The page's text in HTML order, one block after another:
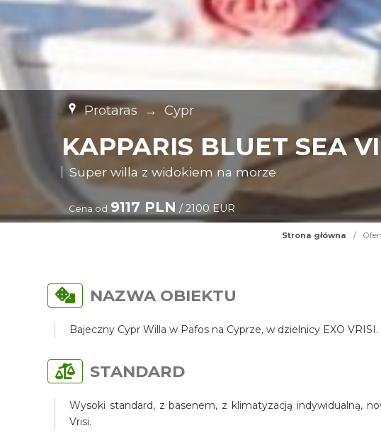
Protaras → Cypr
KAPPARIS BLUET SEA
Super willa z widokiem na morze
Cena od 9117 PLN / 2100 EUR
Strona główna /
NAZWA OBIEKTU
Bajeczny Cypr Willa w Pafos na Cyprze, w dzielnicy EXO VRISI.
STANDARD
Wysoki standard, z basenem, z klimatyzacją indywidualną,
Vrisi.